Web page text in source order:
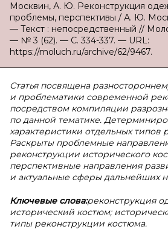
Москвин, А. Ю. Реконструкция
проблемы, перспективы / А. Ю.
— Текст : непосредственный //
— № 3 (62). — С. 334-337. — URL:
https://moluch.ru/archive/62/9467.
Статья посвящена
и проблематики современной
посредством компиляции
по данной тематике.
характеристики отдельных типов
Раскрыты проблемные
реконструкции исторического
перспективные направления
и актуальные сферы дальнейших
Ключевые слова:реконструкция
исторический костюм;
типы реконструкции костюма.